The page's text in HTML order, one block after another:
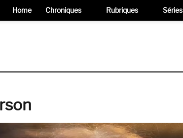
Home Chroniques Rubriques Séries